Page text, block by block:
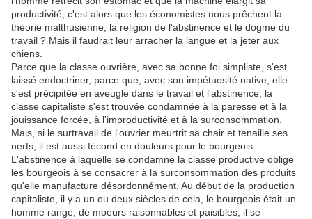
productivité, c'est alors que les économistes nous prêchent la
théorie malthusienne, la religion de l'abstinence et le dogme du
travail ? Mais il faudrait leur arracher la langue et la jeter aux
chiens.
Parce que la classe ouvrière, avec sa bonne foi simpliste, s'est
laissé endoctriner, parce que, avec son impétuosité native, elle
s'est précipitée en aveugle dans le travail et l'abstinence, la
classe capitaliste s'est trouvée condamnée à la paresse et à la
jouissance forcée, à l'improductivité et à la surconsommation.
Mais, si le surtravail de l'ouvrier meurtrit sa chair et tenaille ses
nerfs, il est aussi fécond en douleurs pour le bourgeois.
L'abstinence à laquelle se condamne la classe productive oblige
les bourgeois à se consacrer à la surconsommation des produits
qu'elle manufacture désordonnément. Au début de la production
capitaliste, il y a un ou deux siècles de cela, le bourgeois était un
homme rangé, de moeurs raisonnables et paisibles; il se